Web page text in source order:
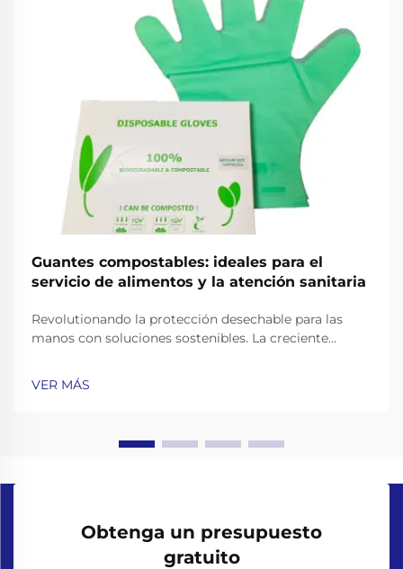
Guantes compostables: ideales para el
servicio de alimentos y la atención sanitaria
Revolutionando la protección desechable para las
manos con soluciones sostenibles. La creciente
impulsado un cambio notable hacia alternativas
sostenibles en los suministros diarios. Los guantes
VER MÁS
Obtenga un presupuesto
gratuito